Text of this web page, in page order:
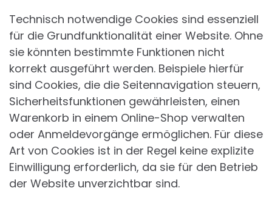
Technisch notwendige Cookies sind essenziell
für die Grundfunktionalität einer Website. Ohne
sie könnten bestimmte Funktionen nicht
korrekt ausgeführt werden. Beispiele hierfür
sind Cookies, die die Seitennavigation steuern,
Sicherheitsfunktionen gewährleisten, einen
Warenkorb in einem Online-Shop verwalten
oder Anmeldevorgänge ermöglichen. Für diese
Art von Cookies ist in der Regel keine explizite
Einwilligung erforderlich, da sie für den Betrieb
der Website unverzichtbar sind.